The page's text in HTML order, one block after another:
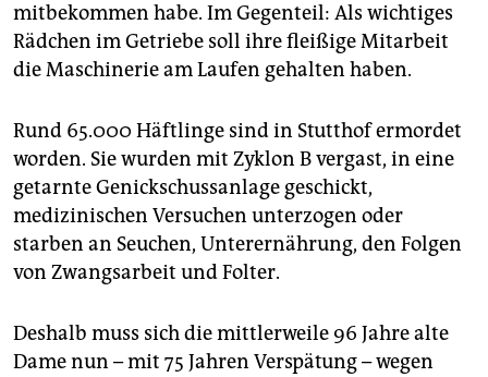
mitbekommen habe. Im Gegenteil: Als wichtiges
Rädchen im Getriebe soll ihre fleißige Mitarbeit
die Maschinerie am Laufen gehalten haben.
Rund 65.000 Häftlinge sind in Stutthof ermordet
worden. Sie wurden mit ­Zyklon B vergast, in eine
getarnte Genickschussanlage geschickt,
medizinischen Versuchen unterzogen oder
starben an Seuchen, Unterernährung, den Folgen
von Zwangsarbeit und Folter.
Deshalb muss sich die mittlerweile 96 Jahre alte
Dame nun – mit 75 Jahren Verspätung – wegen